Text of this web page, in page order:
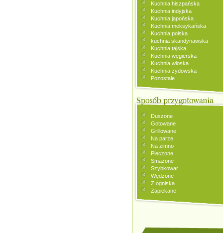
Kuchnia hiszpańska
Kuchnia indyjska
Kuchnia japońska
Kuchnia meksykańska
Kuchnia polska
kuchnia skandynawska
Kuchnia tajska
Kuchnia węgierska
Kuchnia włoska
Kuchnia żydowska
Pozostałe
Duszone
Gotowane
Grillowane
Na parze
Na zimno
Pieczone
Smażone
Szybkowar
Wędzone
Z ogniska
Zapiekane